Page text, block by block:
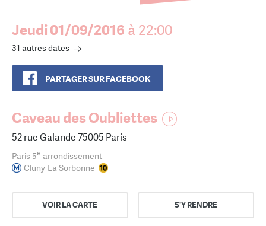
Jeudi 01/09/2016 à 22:00
31 autres dates
PARTAGER SUR FACEBOOK
Caveau des Oubliettes
52 rue Galande 75005 Paris
Paris 5e arrondissement
Cluny-La Sorbonne
VOIR LA CARTE S'Y RENDRE